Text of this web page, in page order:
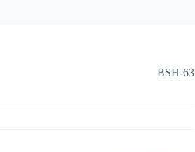
BSH-63